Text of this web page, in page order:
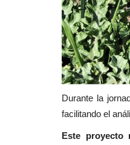
Durante la
facilitando el
Este proyecto